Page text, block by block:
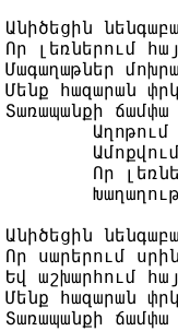
Անիծեցին
Որ լեռներում
Մագաղաթներ
Մենք հազարան
Տառապանքի
Անիծեցին
Որ սարերում
Եվ աշխարհում
Մենք հազարան
Տառապանքի